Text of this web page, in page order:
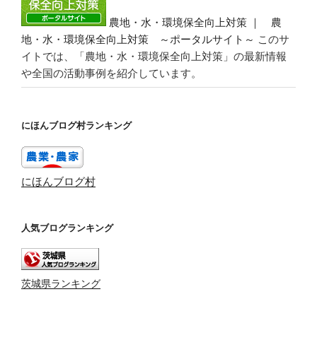
農地・水・環境保全向上対策 ｜ 農
地・水・環境保全向上対策 ～ポータルサイト～ このサ
イトでは、「農地・水・環境保全向上対策」の最新情報
や全国の活動事例を紹介しています。
にほんブログ村ランキング
にほんブログ村
人気ブログランキング
茨城県ランキング